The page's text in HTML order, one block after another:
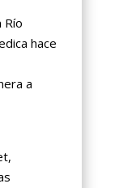
Río
hace
a